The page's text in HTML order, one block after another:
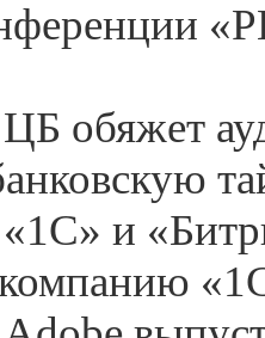
ЦБ обяжет
«1С» и